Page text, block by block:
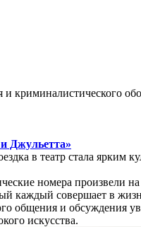
криминалистического
Джульетта»
в театр стала
номера произвели на
каждый совершает в
общения и обсуждения
искусства.